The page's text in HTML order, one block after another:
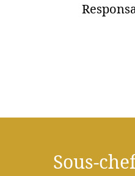
Sous-